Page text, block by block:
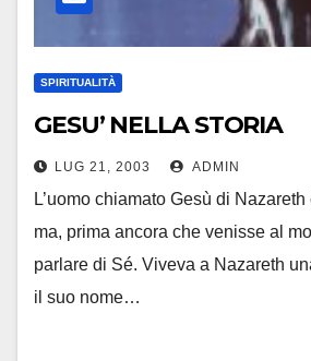
SPIRITUALITÀ
GESU’ NELLA STORIA
LUG 21, 2003 ADMIN
L’uomo chiamato Gesù di
ma, prima ancora che venisse al
parlare di Sé. Viveva a Nazareth
il suo nome…